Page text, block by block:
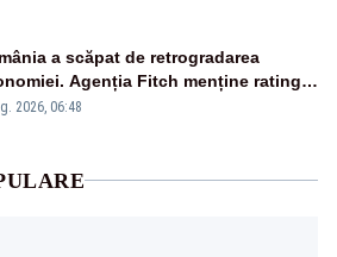
a scăpat de retrogradarea
Agenția Fitch menține ratingul
” cu perspectivă negativă
2026, 06:48